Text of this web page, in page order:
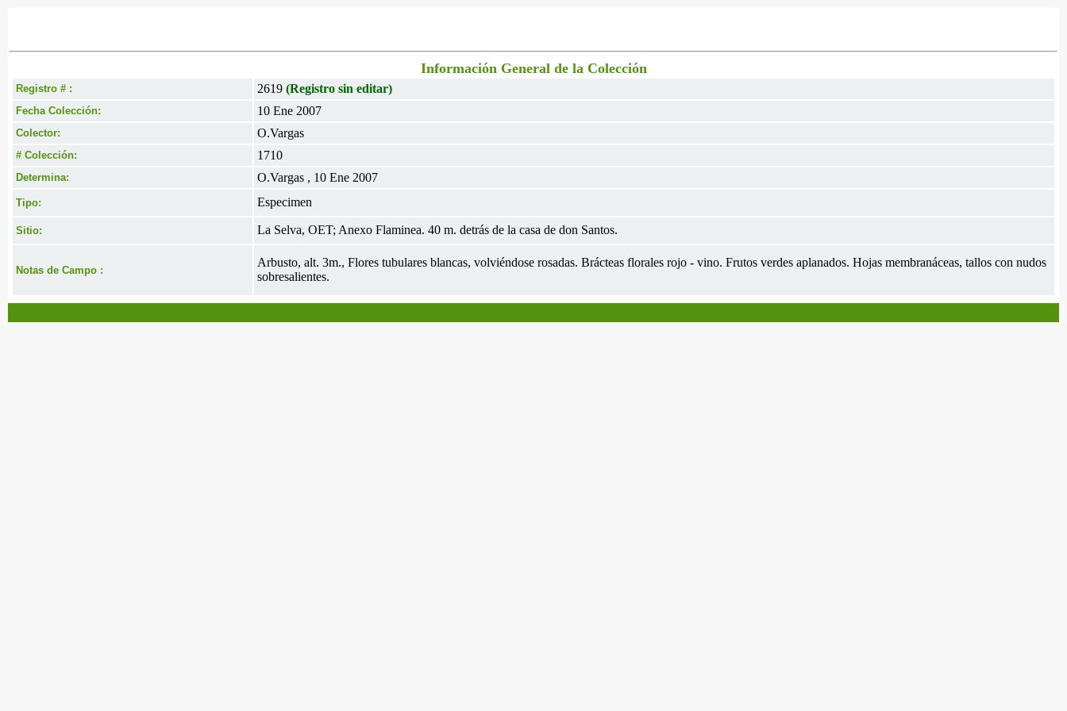
Información General de la Colección
Registro # : 2619 (Registro sin editar)
Fecha Colección: 10 Ene 2007
Colector: O.Vargas
# Colección: 1710
Determina: O.Vargas , 10 Ene 2007
Tipo: Especimen
Sitio: La Selva, OET; Anexo Flaminea. 40 m. detrás de la casa de don Santos.
Notas de Campo :
Arbusto, alt. 3m., Flores tubulares blancas, volviéndose rosadas. Brácteas florales rojo - vino. Frutos verdes aplanados. Hojas membranáceas, tallos con nudos
sobresalientes.